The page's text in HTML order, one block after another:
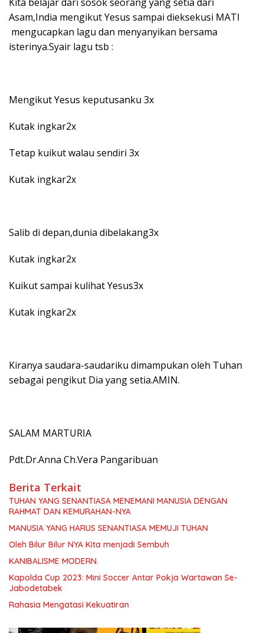
Asam,India mengikut Yesus sampai dieksekusi MATI
mengucapkan lagu dan menyanyikan bersama
isterinya.Syair lagu tsb :
Mengikut Yesus keputusanku 3x
Kutak ingkar2x
Tetap kuikut walau sendiri 3x
Kutak ingkar2x
Salib di depan,dunia dibelakang3x
Kutak ingkar2x
Kuikut sampai kulihat Yesus3x
Kutak ingkar2x
Kiranya saudara-saudariku dimampukan oleh Tuhan
sebagai pengikut Dia yang setia.AMIN.
SALAM MARTURIA
Pdt.Dr.Anna Ch.Vera Pangaribuan
Berita Terkait
TUHAN YANG SENANTIASA MENEMANI MANUSIA DENGAN
RAHMAT DAN KEMURAHAN-NYA
MANUSIA YANG HARUS SENANTIASA MEMUJI TUHAN
Oleh Bilur Bilur NYA Kita menjadi Sembuh
KANIBALISME MODERN.
Kapolda Cup 2023: Mini Soccer Antar Pokja Wartawan Se-
Jabodetabek
Rahasia Mengatasi Kekuatiran